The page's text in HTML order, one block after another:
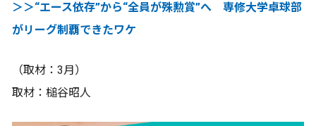
＞＞“エース依存”から“全員が殊勲賞”へ 専修大学卓球部
がリーグ制覇できたワケ
（取材：3月）
取材：槌谷昭人